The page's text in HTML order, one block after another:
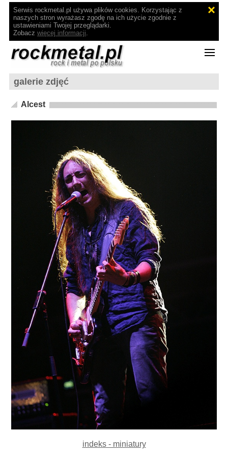
Serwis rockmetal.pl używa plików cookies. Korzystając z
naszych stron wyrażasz zgodę na ich użycie zgodnie z
ustawieniami Twojej przeglądarki.
Zobacz więcej informacji.
galerie zdjęć
Alcest
indeks - miniatury